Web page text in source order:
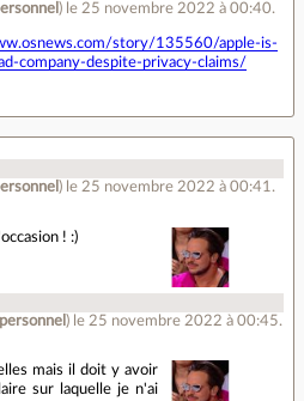
) le 25 novembre 2022 à 00:40.
story/135560/apple-is-
company-despite-privacy-claims/
) le 25 novembre 2022 à 00:41 .
! :)
) le 25 novembre 2022 à 00:45.
mais il doit y avoir
sur laquelle je n'ai